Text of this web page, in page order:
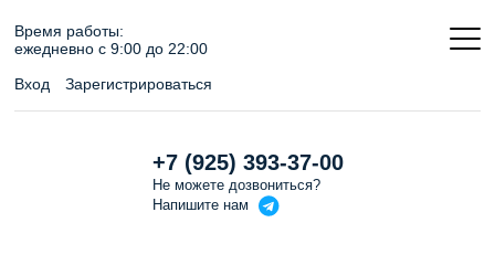
Время работы:
ежедневно c 9:00 до 22:00
Вход
Зарегистрироваться
+7 (925) 393-37-00
Не можете дозвониться?
Напишите нам